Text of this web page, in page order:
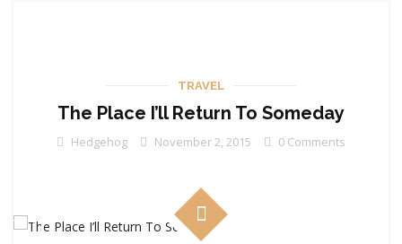
TRAVEL
The Place I’ll Return To Someday
Hedgehog November 2, 2015 0 Comments